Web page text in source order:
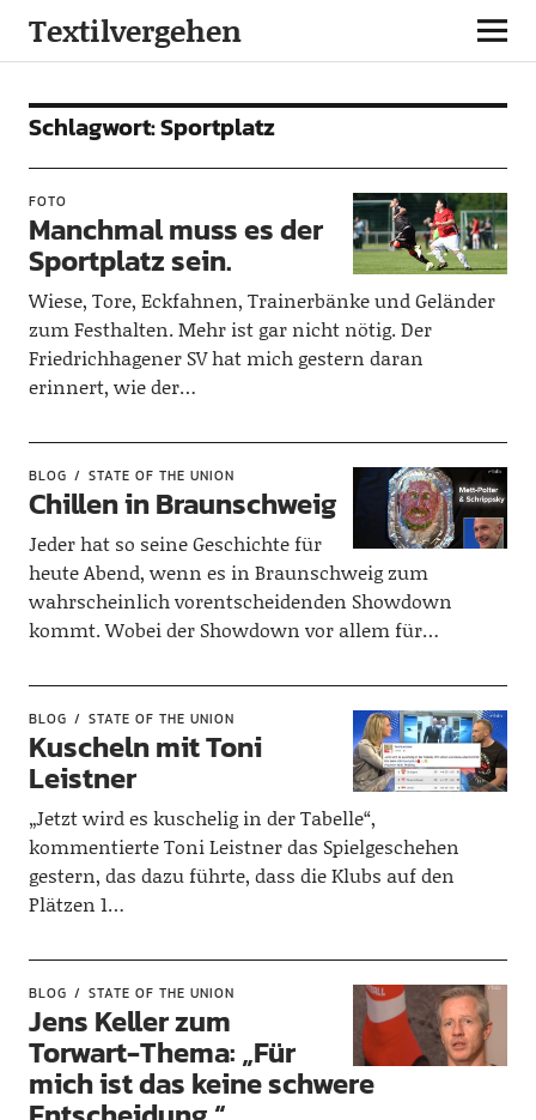
Textilvergehen
Schlagwort:Sportplatz
FOTO
Manchmal muss es der
Sportplatz sein.
Wiese, Tore, Eckfahnen, Trainerbänke und Geländer
zum Festhalten. Mehr ist gar nicht nötig. Der
Friedrichhagener SV hat mich gestern daran
erinnert, wie der…
BLOG STATE OF THE UNION
Chillen in Braunschweig
Jeder hat so seine Geschichte für
heute Abend, wenn es in Braunschweig zum
wahrscheinlich vorentscheidenden Showdown
kommt. Wobei der Showdown vor allem für…
BLOG STATE OF THE UNION
Kuscheln mit Toni
Leistner
„Jetzt wird es kuschelig in der Tabelle“,
kommentierte Toni Leistner das Spielgeschehen
gestern, das dazu führte, dass die Klubs auf den
Plätzen 1…
BLOG STATE OF THE UNION
Jens Keller zum
Torwart-Thema: „Für
mich ist das keine schwere